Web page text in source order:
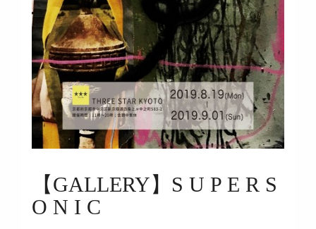
【GALLERY】S U P E R S
O N I C